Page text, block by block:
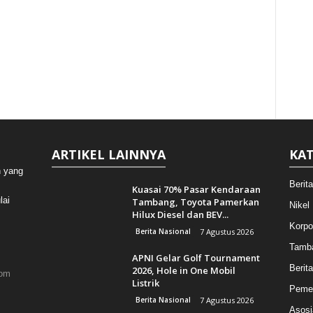
yang
ARTIKEL LAINNYA
Kuasai 70% Pasar Kendaraan
Tambang, Toyota Pamerkan
Hilux Diesel dan BEV...
Berita Nasional 7 Agustus 2026
APNI Gelar Golf Tournament
2026, Hole in One Mobil
Listrik
Berita Nasional 7 Agustus 2026
Nikel